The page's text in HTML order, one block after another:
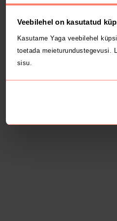
Veebilehel on kasutatud
Kasutame Yaga veebilehel
toetada meieturundustegevusi.
sisu.